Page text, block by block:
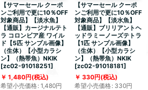
【サマーセール クーポ
ンご利用で更に10％OFF
対象商品】【淡水魚】
【通販】カージナルテト
ラ コロンビア産 ワイル
ド【5匹 サンプル画像】
（生体）【小型カラシ
ン】（熱帯魚）NKIK
[zc02-91018251]
1,480円(税込)
希望小売価格: 1,480円
【サマーセール クーポ
ンご利用で更に10％OFF
対象商品】【淡水魚】
【通販】ブリリアントヘ
ッドラミーノーズテトラ
【1匹 サンプル画像】
（生体）【小型カラシ
ン】（熱帯魚）NKIK
[zc02-91018181]
330円(税込)
希望小売価格: 330円